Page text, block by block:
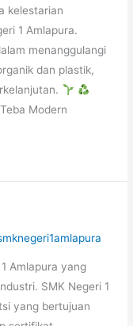
kelestarian
1 Amlapura.
menanggulangi
dan plastik,
Modern
Amlapura yang
SMK Negeri 1
yang bertujuan